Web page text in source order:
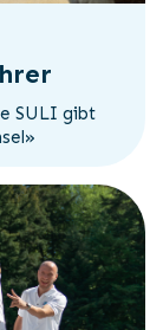
SULI gibt